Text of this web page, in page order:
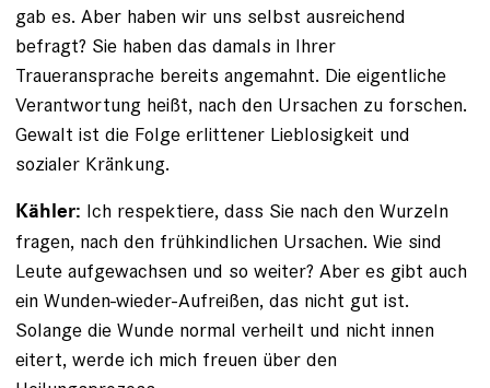
gab es. Aber haben wir uns selbst ausreichend
befragt? Sie haben das damals in Ihrer
Traueransprache bereits angemahnt. Die eigentliche
Verantwortung heißt, nach den Ursachen zu forschen.
Gewalt ist die Folge erlittener Lieblosigkeit und
sozialer Kränkung.
Kähler: Ich respektiere, dass Sie nach den Wurzeln
fragen, nach den frühkindlichen Ursachen. Wie sind
Leute aufgewachsen und so weiter? Aber es gibt auch
ein Wunden-wieder-Aufreißen, das nicht gut ist.
Solange die Wunde normal verheilt und nicht innen
eitert, werde ich mich freuen über den